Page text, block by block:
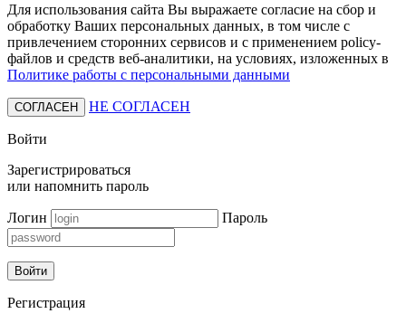
Для использования сайта Вы выражаете согласие на сбор и
обработку Ваших персональных данных, в том числе с
привлечением сторонних сервисов и с применением policy-
файлов и средств веб-аналитики, на условиях, изложенных в
Политике работы с персональными данными
СОГЛАСЕН НЕ СОГЛАСЕН
Войти
Зарегистрироваться
или напомнить пароль
Логин Пароль
Войти
Регистрация